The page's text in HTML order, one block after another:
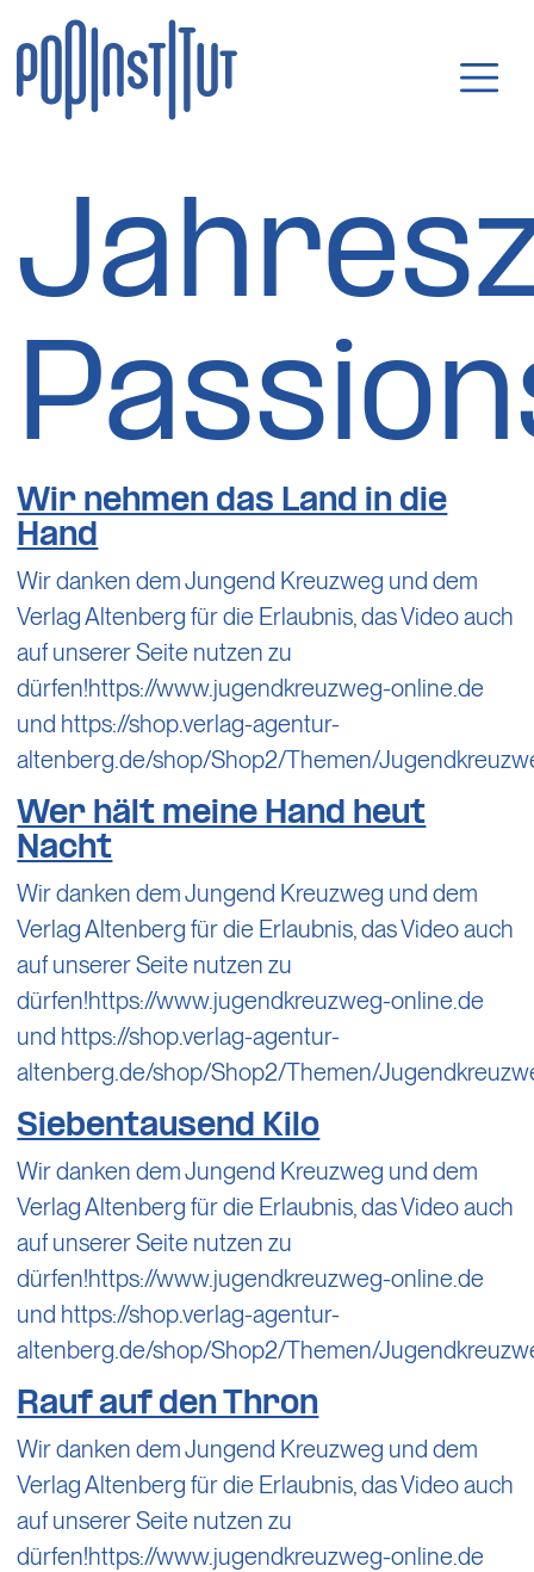
Direkt zum Inhalt wechseln
Wir nehmen das Land in die
Hand
Wir danken dem Jungend Kreuzweg und dem
Verlag Altenberg für die Erlaubnis, das Video auch
auf unserer Seite nutzen zu
dürfen!https://www.jugendkreuzweg-online.de
und https://shop.verlag-agentur-
altenberg.de/shop/Shop2/Themen/
Wer hält meine Hand heut
Nacht
Wir danken dem Jungend Kreuzweg und dem
Verlag Altenberg für die Erlaubnis, das Video auch
auf unserer Seite nutzen zu
dürfen!https://www.jugendkreuzweg-online.de
und https://shop.verlag-agentur-
altenberg.de/shop/Shop2/Themen/
Siebentausend Kilo
Wir danken dem Jungend Kreuzweg und dem
Verlag Altenberg für die Erlaubnis, das Video auch
auf unserer Seite nutzen zu
dürfen!https://www.jugendkreuzweg-online.de
und https://shop.verlag-agentur-
altenberg.de/shop/Shop2/Themen/
Rauf auf den Thron
Wir danken dem Jungend Kreuzweg und dem
Verlag Altenberg für die Erlaubnis, das Video auch
auf unserer Seite nutzen zu
dürfen!https://www.jugendkreuzweg-online.de